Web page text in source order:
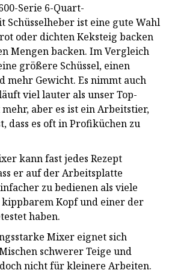
Serie 6-Quart-
Schüsselheber ist eine gute Wahl
oder dichten Keksteig backen
Mengen backen. Im Vergleich
größere Schüssel, einen
mehr Gewicht. Es nimmt auch
viel lauter als unser Top-
aber es ist ein Arbeitstier,
dass es oft in Profiküchen zu
kann fast jedes Rezept
er auf der Arbeitsplatte
zu bedienen als viele
Kopf und einer der
haben.
Mixer eignet sich
schwerer Teige und
nicht für kleinere Arbeiten.